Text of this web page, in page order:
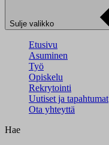
Sulje valikko
Etusivu
Asuminen
Työ
Opiskelu
Rekrytointi
Uutiset ja tapahtumat
Ota yhteyttä
Hae